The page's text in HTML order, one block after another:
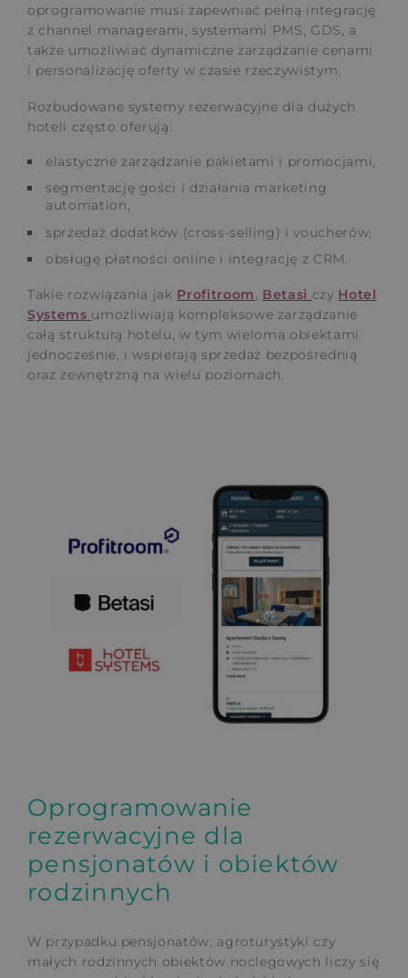
oprogramowanie musi zapewniać pełną integrację
z channel managerami, systemami PMS, GDS, a
także umożliwiać dynamiczne zarządzanie cenami
i personalizację oferty w czasie rzeczywistym.
Rozbudowane systemy rezerwacyjne dla dużych
hoteli często oferują:
elastyczne zarządzanie pakietami i promocjami,
segmentację gości i działania marketing
automation,
sprzedaż dodatków (cross-selling) i voucherów,
obsługę płatności online i integrację z CRM.
Takie rozwiązania jak Profitroom, Betasi czy Hotel
Systems umożliwiają kompleksowe zarządzanie
całą strukturą hotelu, w tym wieloma obiektami
jednocześnie, i wspierają sprzedaż bezpośrednią
oraz zewnętrzną na wielu poziomach.
Oprogramowanie
rezerwacyjne dla
pensjonatów i obiektów
rodzinnych
W przypadku pensjonatów, agroturystyki czy
małych rodzinnych obiektów noclegowych liczy się